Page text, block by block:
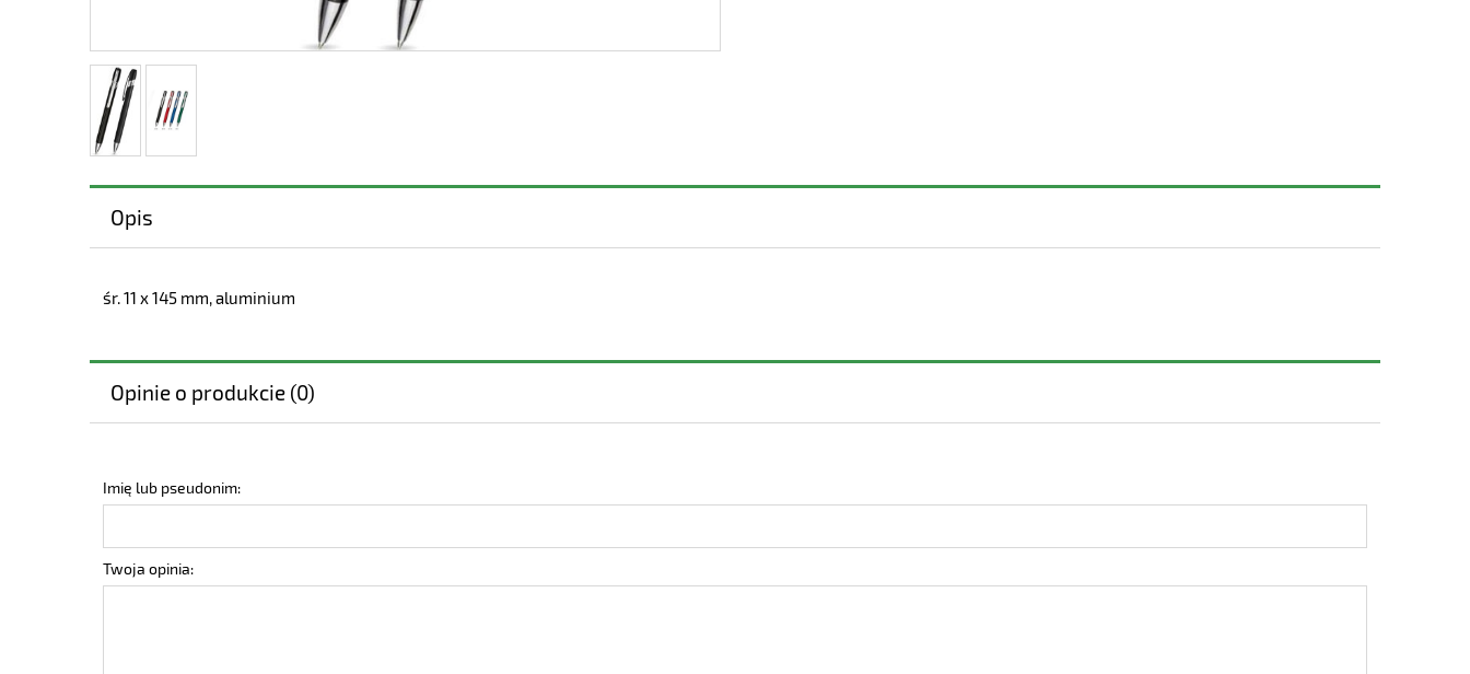
Opis
śr. 11 x 145 mm, aluminium
Opinie o produkcie (0)
Imię lub pseudonim:
Twoja opinia: